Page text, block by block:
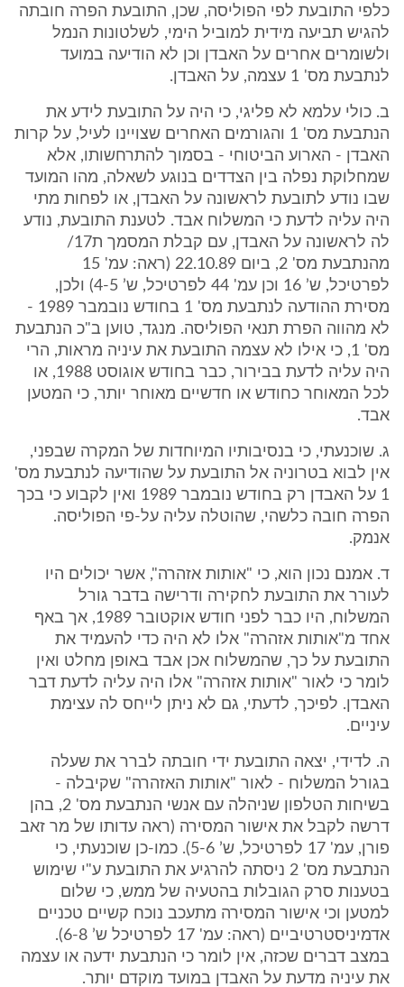
כלפי התובעת לפי הפוליסה, שכן, התובעת הפרה חובתה
להגיש תביעה מידית למוביל הימי, לשלטונות הנמל
ולשומרים אחרים על האבדן וכן לא הודיעה במועד
לנתבעת מס' 1 עצמה, על האבדן.
ב. כולי עלמא לא פליגי, כי היה על התובעת לידע את
הנתבעת מס' 1 והגורמים האחרים שצויינו לעיל, על קרות
האבדן - הארוע הביטוחי - בסמוך להתרחשותו, אלא
שמחלוקת נפלה בין הצדדים בנוגע לשאלה, מהו המועד
שבו נודע לתובעת לראשונה על האבדן, או לפחות מתי
היה עליה לדעת כי המשלוח אבד. לטענת התובעת, נודע
לה לראשונה על האבדן, עם קבלת המסמך ת17/
מהנתבעת מס' 2, ביום 22.10.89 (ראה: עמ' 15
לפרטיכל, ש’ 16 וכן עמ' 44 לפרטיכל, ש’ 4-5) ולכן,
מסירת ההודעה לנתבעת מס' 1 בחודש נובמבר 1989 -
לא מהווה הפרת תנאי הפוליסה. מנגד, טוען ב"כ הנתבעת
מס' 1, כי אילו לא עצמה התובעת את עיניה מראות, הרי
היה עליה לדעת בבירור, כבר בחודש אוגוסט 1988, או
לכל המאוחר כחודש או חדשיים מאוחר יותר, כי המטען
אבד.
ג. שוכנעתי, כי בנסיבותיו המיוחדות של המקרה שבפני,
אין לבוא בטרוניה אל התובעת על שהודיעה לנתבעת מס'
1 על האבדן רק בחודש נובמבר 1989 ואין לקבוע כי בכך
הפרה חובה כלשהי, שהוטלה עליה על-פי הפוליסה.
אנמק.
ד. אמנם נכון הוא, כי "אותות אזהרה", אשר יכולים היו
לעורר את התובעת לחקירה ודרישה בדבר גורל
המשלוח, היו כבר לפני חודש אוקטובר 1989, אך באף
אחד מ"אותות אזהרה" אלו לא היה כדי להעמיד את
התובעת על כך, שהמשלוח אכן אבד באופן מחלט ואין
לומר כי לאור "אותות אזהרה" אלו היה עליה לדעת דבר
האבדן. לפיכך, לדעתי, גם לא ניתן לייחס לה עצימת
עיניים.
ה. לדידי, יצאה התובעת ידי חובתה לברר את שעלה
בגורל המשלוח - לאור "אותות האזהרה" שקיבלה -
בשיחות הטלפון שניהלה עם אנשי הנתבעת מס' 2, בהן
דרשה לקבל את אישור המסירה (ראה עדותו של מר זאב
פורן, עמ' 17 לפרטיכל, ש’ 5-6). כמו-כן שוכנעתי, כי
הנתבעת מס' 2 ניסתה להרגיע את התובעת ע"י שימוש
בטענות סרק הגובלות בהטעיה של ממש, כי שלום
למטען וכי אישור המסירה מתעכב נוכח קשיים טכניים
אדמיניסטרטיביים (ראה: עמ' 17 לפרטיכל ש’ 6-8).
במצב דברים שכזה, אין לומר כי הנתבעת ידעה או עצמה
את עיניה מדעת על האבדן במועד מוקדם יותר.